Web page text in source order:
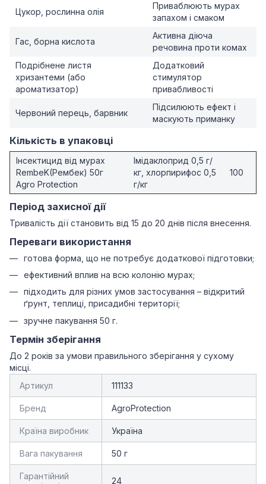
Цукор, рослинна олія
Приваблюють мурах
запахом і смаком
Гас, борна кислота
Активна діюча
речовина проти комах
Подрібнене листя
хризантеми (або
ароматизатор)
Додатковий
стимулятор
привабливості
Червоний перець, барвник
Підсилюють ефект і
маскують приманку
Кількість в упаковці
Інсектицид від мурах
RembeK(Рембек) 50г
Agro Protection
Імідаклоприд 0,5 г/
кг, хлорпирифос 0,5
г/кг
100
Період захисної дії
Тривалість дії становить від 15 до 20 днів після внесення.
Переваги використання
готова форма, що не потребує додаткової підготовки;
ефективний вплив на всю колонію мурах;
підходить для різних умов застосування – відкритий
ґрунт, теплиці, присадибні території;
зручне пакування 50 г.
Термін зберігання
До 2 років за умови правильного зберігання у сухому
місці.
Артикул
111133
Бренд AgroProtection
Країна виробник Україна
Вага пакування 50 г
Гарантійний
24